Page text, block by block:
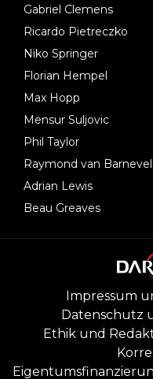
Gabriel Clemens
Ricardo Pietreczko
Niko Springer
Florian Hempel
Max Hopp
Mensur Suljovic
Phil Taylor
Raymond van
Adrian Lewis
Beau Greaves
Impressum
Datenschutz
Ethik und